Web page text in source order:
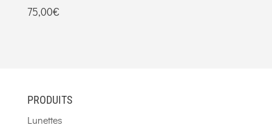
75,00€
PRODUITS
Lunettes